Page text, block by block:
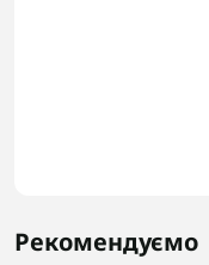
Рекомендуємо